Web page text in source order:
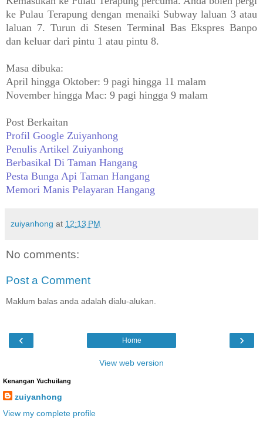
ke Pulau Terapung dengan menaiki Subway laluan 3 atau
laluan 7. Turun di Stesen Terminal Bas Ekspres Banpo
dan keluar dari pintu 1 atau pintu 8.
Masa dibuka:
April hingga Oktober: 9 pagi hingga 11 malam
November hingga Mac: 9 pagi hingga 9 malam
Post Berkaitan
Profil Google Zuiyanhong
Penulis Artikel Zuiyanhong
Berbasikal Di Taman Hangang
Pesta Bunga Api Taman Hangang
Memori Manis Pelayaran Hangang
zuiyanhong at 12:13 PM
No comments:
Post a Comment
Maklum balas anda adalah dialu-alukan.
‹ ›
Home
View web version
Kenangan Yuchuilang
zuiyanhong
View my complete profile